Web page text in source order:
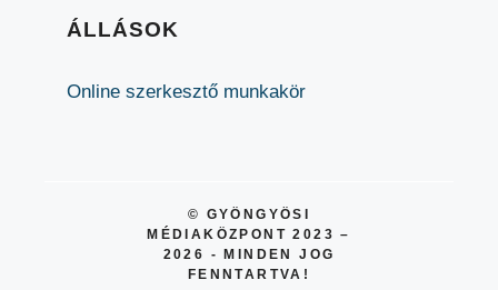
ÁLLÁSOK
Online szerkesztő munkakör
© GYÖNGYÖSI
MÉDIAKÖZPONT 2023 –
2026 - MINDEN JOG
FENNTARTVA!